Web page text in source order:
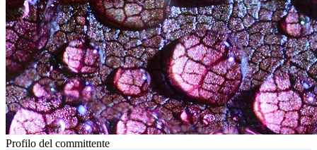
Profilo del committente